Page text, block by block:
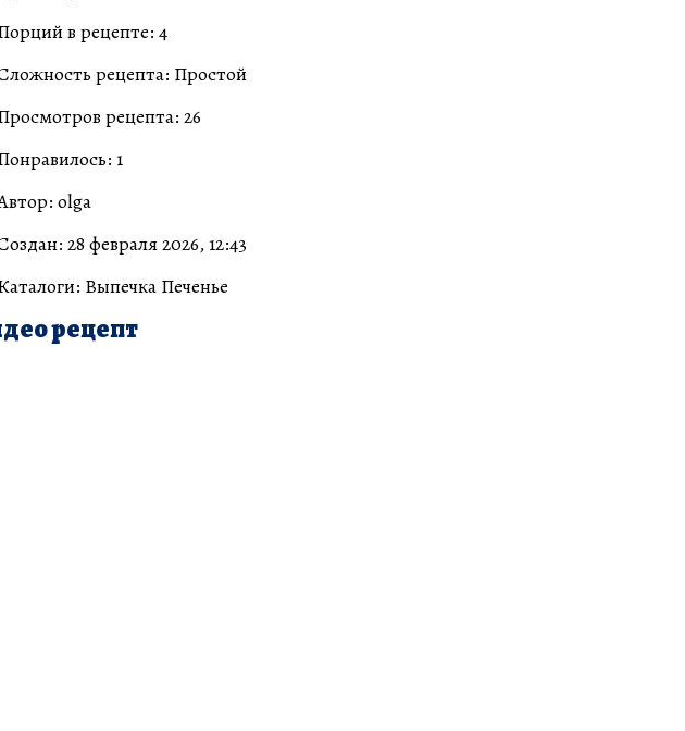
в рецепте: 4
рецепта: Простой
рецепта: 26
1
olga
28 февраля 2026, 12:43
Выпечка Печенье
рецепт